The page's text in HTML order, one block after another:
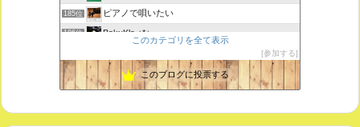
185位 ピアノで唄いたい
186位 BakuKla +*+
188位 ときどき書きます♪
このカテゴリを全て表示
参加する
このブログに投票する